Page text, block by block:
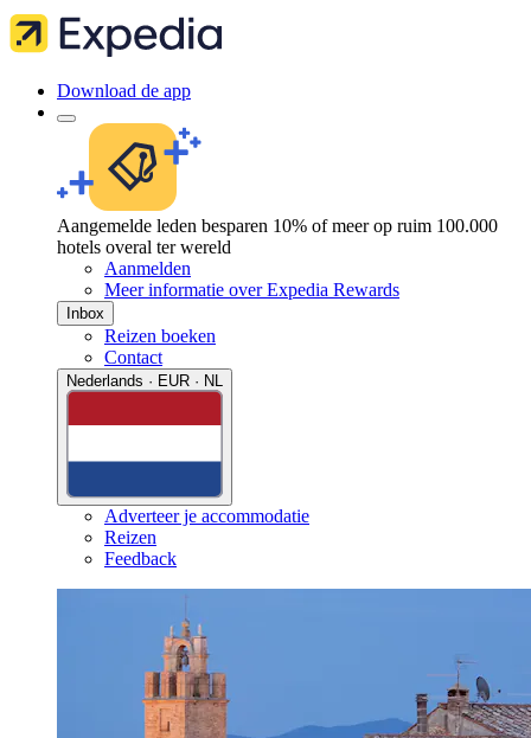
Download de app
Aangemelde leden besparen 10% of meer op ruim 100.000
hotels overal ter wereld
Aanmelden
Meer informatie over Expedia Rewards
Inbox
Reizen boeken
Contact
Nederlands · EUR · NL
Adverteer je accommodatie
Reizen
Feedback